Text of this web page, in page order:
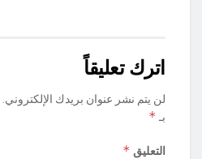
اترك تعليقاً
لن يتم نشر عنوان بريدك الإلكتروني.
بـ *
التعليق *